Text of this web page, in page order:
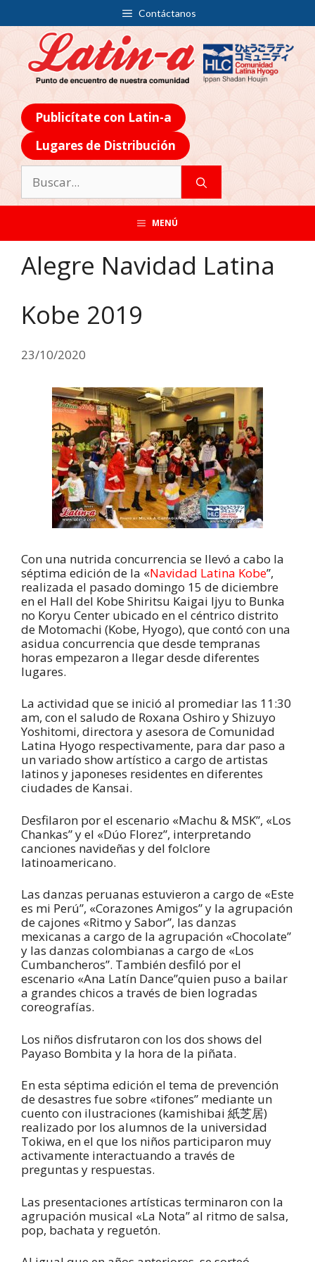
Contáctanos
Publicítate con Latin-a
Lugares de Distribución
MENÚ
Alegre Navidad Latina
Kobe 2019
23/10/2020
Con una nutrida concurrencia se llevó a cabo la
séptima edición de la «Navidad Latina Kobe”,
realizada el pasado domingo 15 de diciembre
en el Hall del Kobe Shiritsu Kaigai Ijyu to Bunka
no Koryu Center ubicado en el céntrico distrito
de Motomachi (Kobe, Hyogo), que contó con una
asidua concurrencia que desde tempranas
horas empezaron a llegar desde diferentes
lugares.
La actividad que se inició al promediar las 11:30
am, con el saludo de Roxana Oshiro y Shizuyo
Yoshitomi, directora y asesora de Comunidad
Latina Hyogo respectivamente, para dar paso a
un variado show artístico a cargo de artistas
latinos y japoneses residentes en diferentes
ciudades de Kansai.
Desfilaron por el escenario «Machu & MSK”, «Los
Chankas” y el «Dúo Florez”, interpretando
canciones navideñas y del folclore
latinoamericano.
Las danzas peruanas estuvieron a cargo de «Este
es mi Perú”, «Corazones Amigos” y la agrupación
de cajones «Ritmo y Sabor”, las danzas
mexicanas a cargo de la agrupación «Chocolate”
y las danzas colombianas a cargo de «Los
Cumbancheros”. También desfiló por el
escenario «Ana Latín Dance”quien puso a bailar
a grandes chicos a través de bien logradas
coreografías.
Los niños disfrutaron con los dos shows del
Payaso Bombita y la hora de la piñata.
En esta séptima edición el tema de prevención
de desastres fue sobre «tifones” mediante un
cuento con ilustraciones (kamishibai 紙芝居)
realizado por los alumnos de la universidad
Tokiwa, en el que los niños participaron muy
activamente interactuando a través de
preguntas y respuestas.
Las presentaciones artísticas terminaron con la
agrupación musical «La Nota” al ritmo de salsa,
pop, bachata y reguetón.